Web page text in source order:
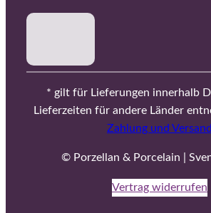
* gilt für Lieferungen innerhalb
Lieferzeiten für andere Länder
Zahlung und Versand
© Porzellan & Porcelain |
Vertrag widerrufen